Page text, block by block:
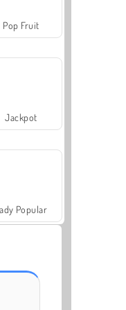
Pop Fruit
Jackpot
Popular